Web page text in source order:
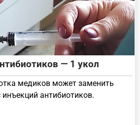
— 1 укол
медиков может заменить
антибиотиков.